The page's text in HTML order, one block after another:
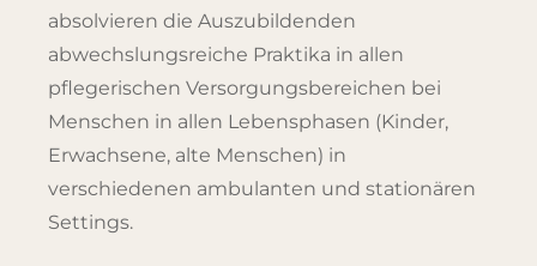
absolvieren die Auszubildenden
abwechslungsreiche Praktika in allen
pflegerischen Ver­sor­gungsbereichen bei
Menschen in allen Lebensphasen (Kinder,
Erwachsene, alte Menschen) in
verschiedenen ambulanten und stationären
Settings.